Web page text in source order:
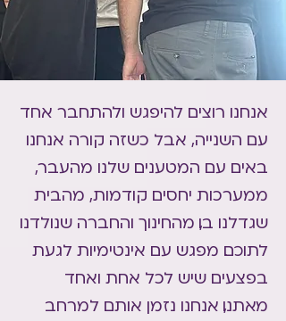
אנחנו רוצים להיפגש ולהתחבר אחד
עם השנייה, אבל כשזה קורה אנחנו
באים עם המטענים שלנו מהעבר,
ממערכות יחסים קודמות, מהבית
שגדלנו בו, מהחינוך והחברה שנולדנו
לתוכם. מפגש עם אינטימיות לגעת
בפצעים שיש לכל אחת ואחד
מאתנו, אנחנו נזמן אותם למרחב